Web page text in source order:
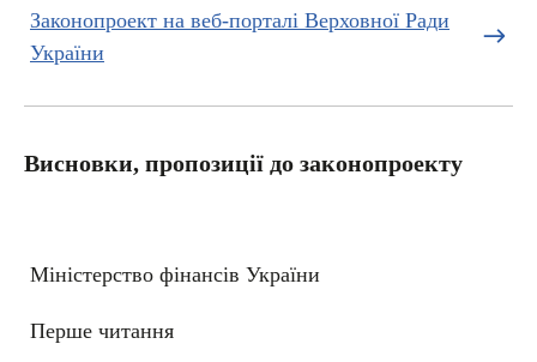
Законопроект на веб-порталі Верховної Ради
України
Висновки, пропозиції до законопроекту
Міністерство фінансів України
Перше читання